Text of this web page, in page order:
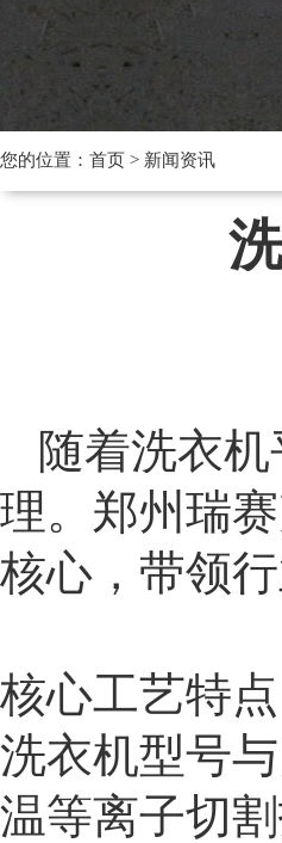
您的位置： 首页 > 新闻资讯
随着洗衣
理。郑州瑞
核心，带领
核心工艺特
洗衣机型号
温等离子切